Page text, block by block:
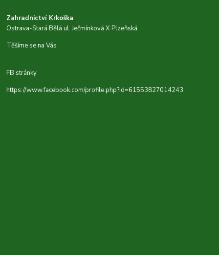
Zahradnictví Krkoška
Ostrava-Stará Bělá ul. Ječmínková X Plzeňská
Těšíme se na Vás
FB stránky
https://www.facebook.com/profile.php?id=61553827014243